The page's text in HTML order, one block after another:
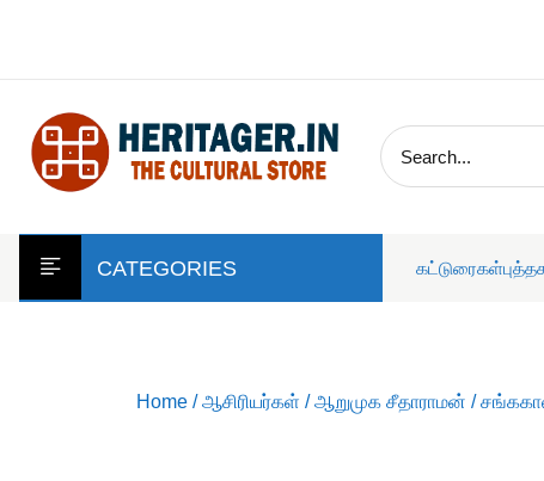
CATEGORIES கட்டுரைகள்
Home /ஆசிரியர்கள் /ஆறுமுக சீதாராமன் /